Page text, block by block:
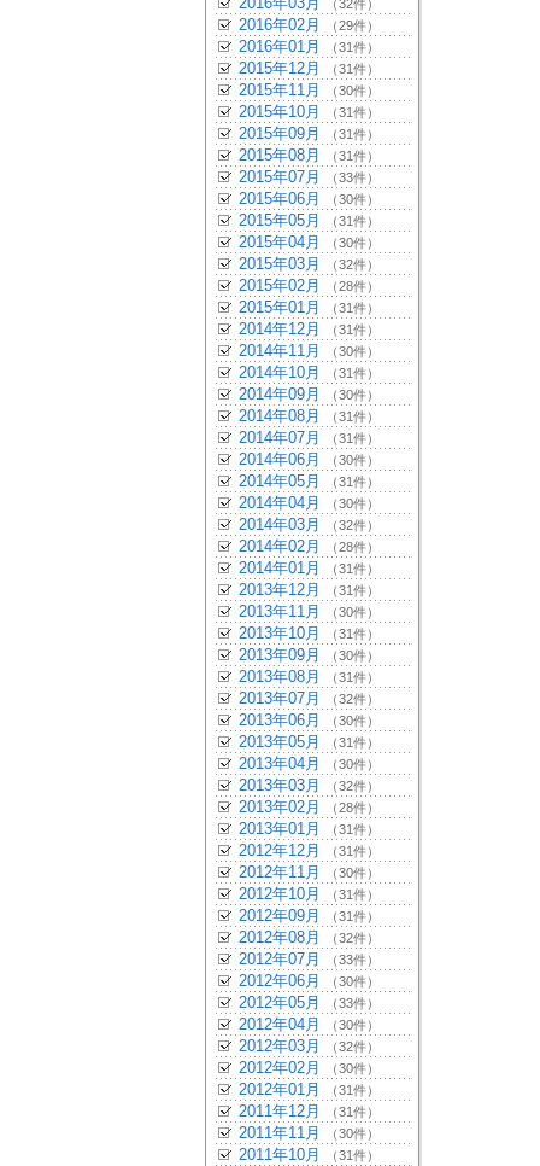
（32件）
2016年02月 （29件）
2016年01月 （31件）
2015年12月 （31件）
2015年11月 （30件）
2015年10月 （31件）
2015年09月 （31件）
2015年08月 （31件）
2015年07月 （33件）
2015年06月 （30件）
2015年05月 （31件）
2015年04月 （30件）
2015年03月 （32件）
2015年02月 （28件）
2015年01月 （31件）
2014年12月 （31件）
2014年11月 （30件）
2014年10月 （31件）
2014年09月 （30件）
2014年08月 （31件）
2014年07月 （31件）
2014年06月 （30件）
2014年05月 （31件）
2014年04月 （30件）
2014年03月 （32件）
2014年02月 （28件）
2014年01月 （31件）
2013年12月 （31件）
2013年11月 （30件）
2013年10月 （31件）
2013年09月 （30件）
2013年08月 （31件）
2013年07月 （32件）
2013年06月 （30件）
2013年05月 （31件）
2013年04月 （30件）
2013年03月 （32件）
2013年02月 （28件）
2013年01月 （31件）
2012年12月 （31件）
2012年11月 （30件）
2012年10月 （31件）
2012年09月 （31件）
2012年08月 （32件）
2012年07月 （33件）
2012年06月 （30件）
2012年05月 （33件）
2012年04月 （30件）
2012年03月 （32件）
2012年02月 （30件）
2012年01月 （31件）
2011年12月 （31件）
2011年11月 （30件）
2011年10月 （31件）